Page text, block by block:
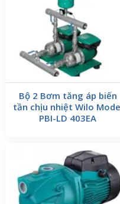
Bộ 2 Bơm tăng áp biến
tần chịu nhiệt Wilo
PBI-LD 403EA